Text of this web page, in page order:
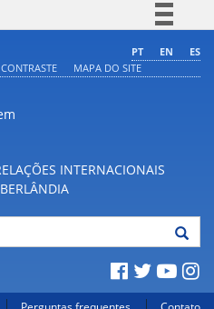
Comunica BR
PT EN
ES
MAPA DO SITE
INTERNACIONAIS